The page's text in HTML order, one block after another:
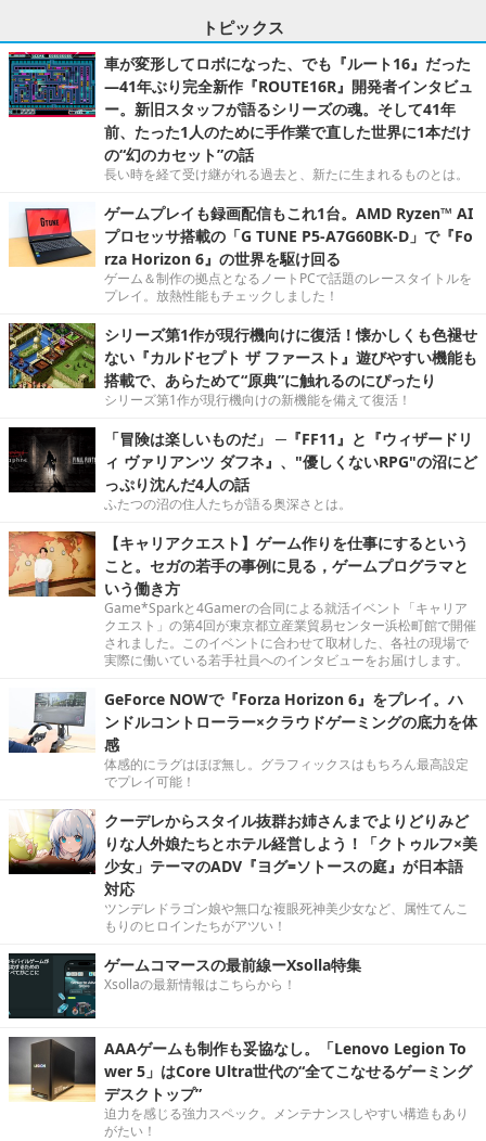
トピックス
車が変形してロボになった、でも『ルート16』だった
―41年ぶり完全新作『ROUTE16R』開発者インタビュ
ー。新旧スタッフが語るシリーズの魂。そして41年
前、たった1人のために手作業で直した世界に1本だけ
の“幻のカセット”の話
長い時を経て受け継がれる過去と、新たに生まれるものとは。
ゲームプレイも録画配信もこれ1台。AMD Ryzen™ AI
プロセッサ搭載の「G TUNE P5-A7G60BK-D」で『Fo
rza Horizon 6』の世界を駆け回る
ゲーム＆制作の拠点となるノートPCで話題のレースタイトルを
プレイ。放熱性能もチェックしました！
シリーズ第1作が現行機向けに復活！懐かしくも色褪せ
ない『カルドセプト ザ ファースト』遊びやすい機能も
搭載で、あらためて“原典”に触れるのにぴったり
シリーズ第1作が現行機向けの新機能を備えて復活！
「冒険は楽しいものだ」 ─『FF11』と『ウィザードリ
ィ ヴァリアンツ ダフネ』、"優しくないRPG"の沼にど
っぷり沈んだ4人の話
ふたつの沼の住人たちが語る奥深さとは。
【キャリアクエスト】ゲーム作りを仕事にするという
こと。セガの若手の事例に見る，ゲームプログラマと
いう働き方
Game*Sparkと4Gamerの合同による就活イベント「キャリア
クエスト」の第4回が東京都立産業貿易センター浜松町館で開催
されました。このイベントに合わせて取材した、各社の現場で
実際に働いている若手社員へのインタビューをお届けします。
GeForce NOWで『Forza Horizon 6』をプレイ。ハ
ンドルコントローラー×クラウドゲーミングの底力を体
感
体感的にラグはほぼ無し。グラフィックスはもちろん最高設定
でプレイ可能！
クーデレからスタイル抜群お姉さんまでよりどりみど
りな人外娘たちとホテル経営しよう！「クトゥルフ×美
少女」テーマのADV『ヨグ=ソトースの庭』が日本語
対応
ツンデレドラゴン娘や無口な複眼死神美少女など、属性てんこ
もりのヒロインたちがアツい！
ゲームコマースの最前線ーXsolla特集
Xsollaの最新情報はこちらから！
AAAゲームも制作も妥協なし。「Lenovo Legion To
wer 5」はCore Ultra世代の“全てこなせるゲーミング
デスクトップ”
迫力を感じる強力スペック。メンテナンスしやすい構造もあり
がたい！